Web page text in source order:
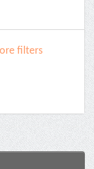
filters